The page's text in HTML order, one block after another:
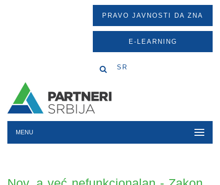
PRAVO JAVNOSTI DA ZNA
E-LEARNING
SR
MENU